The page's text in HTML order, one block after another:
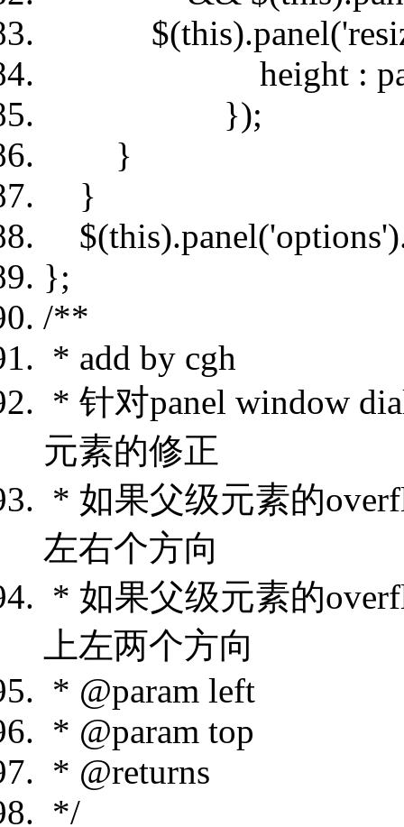
height :
});
}
}
};
/**
* add by cgh
* 针对panel window
元素的修正
* 如果父级元素的
左右个方向
* 如果父级元素的
上左两个方向
* @param left
* @param top
* @returns
*/